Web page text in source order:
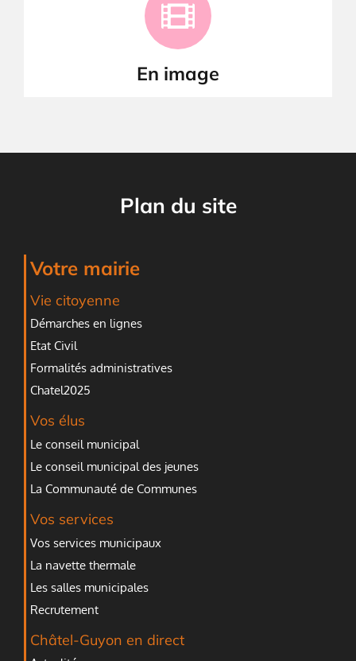
En image
Plan du site
Votre mairie
Vie citoyenne
Démarches en lignes
Etat Civil
Formalités administratives
Chatel2025
Vos élus
Le conseil municipal
Le conseil municipal des jeunes
La Communauté de Communes
Vos services
Vos services municipaux
La navette thermale
Les salles municipales
Recrutement
Châtel-Guyon en direct